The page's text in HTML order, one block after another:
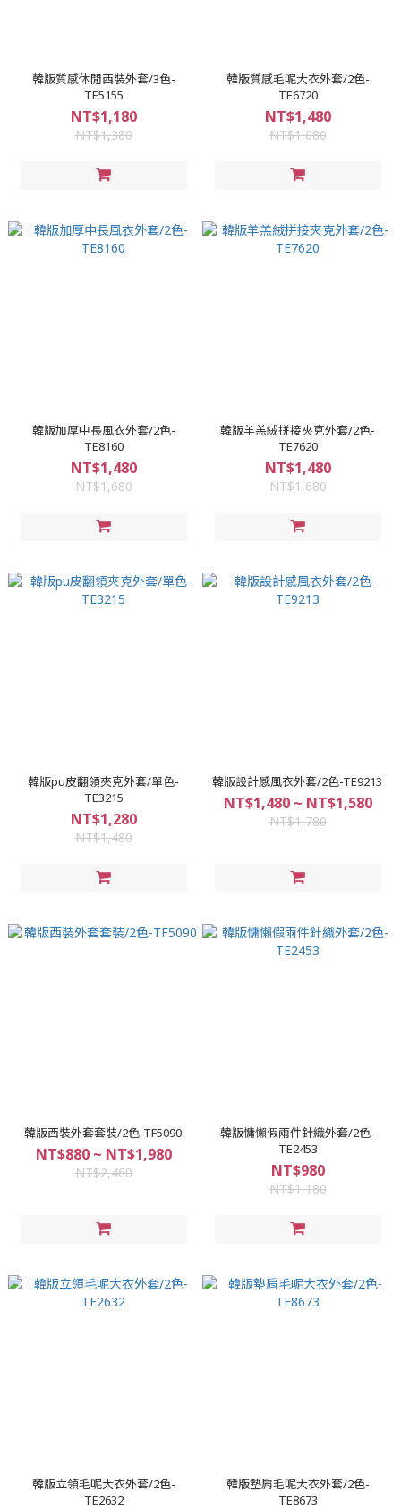
韓版質感休閒西裝外套/3色-
TE5155
NT$1,180
NT$1,380
韓版質感毛呢大衣外套/2色-
TE6720
NT$1,480
NT$1,680
韓版加厚中長風衣外套/2色-
TE8160
NT$1,480
NT$1,680
韓版羊羔絨拼接夾克外套/2色-
TE7620
NT$1,480
NT$1,680
韓版pu皮翻領夾克外套/單色-
TE3215
NT$1,280
NT$1,480
韓版設計感風衣外套/2色-TE9213
NT$1,480 ~ NT$1,580
NT$1,780
韓版西裝外套套裝/2色-TF5090
NT$880 ~ NT$1,980
NT$2,460
韓版慵懶假兩件針織外套/2色-
TE2453
NT$980
NT$1,180
韓版立領毛呢大衣外套/2色-
TE2632
韓版墊肩毛呢大衣外套/2色-
TE8673